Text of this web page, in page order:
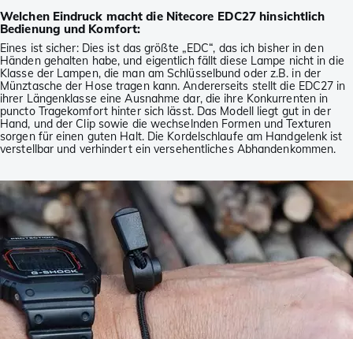
Welchen Eindruck macht die Nitecore EDC27 hinsichtlich
Bedienung und Komfort:
Eines ist sicher: Dies ist das größte „EDC“, das ich bisher in den
Händen gehalten habe, und eigentlich fällt diese Lampe nicht in die
Klasse der Lampen, die man am Schlüsselbund oder z.B. in der
Münztasche der Hose tragen kann. Andererseits stellt die EDC27 in
ihrer Längenklasse eine Ausnahme dar, die ihre Konkurrenten in
puncto Tragekomfort hinter sich lässt. Das Modell liegt gut in der
Hand, und der Clip sowie die wechselnden Formen und Texturen
sorgen für einen guten Halt. Die Kordelschlaufe am Handgelenk ist
verstellbar und verhindert ein versehentliches Abhandenkommen.